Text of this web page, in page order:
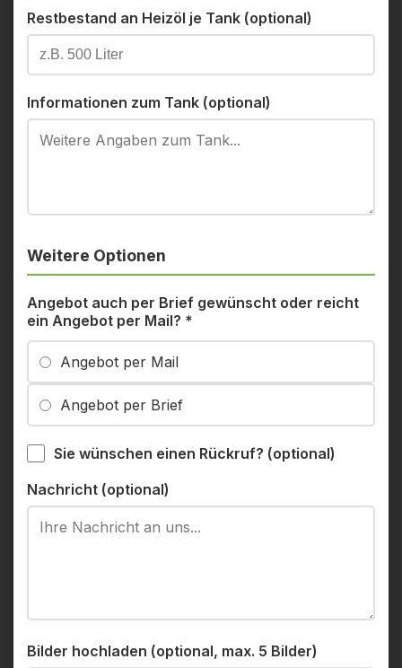
Restbestand an Heizöl je Tank (optional)
Informationen zum Tank (optional)
Weitere Optionen
Angebot auch per Brief gewünscht oder reicht
ein Angebot per Mail? *
Angebot per Mail
Angebot per Brief
Sie wünschen einen Rückruf? (optional)
Nachricht (optional)
Bilder hochladen (optional, max. 5 Bilder)